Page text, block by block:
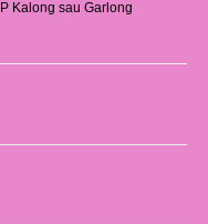
Kalong sau Garlong